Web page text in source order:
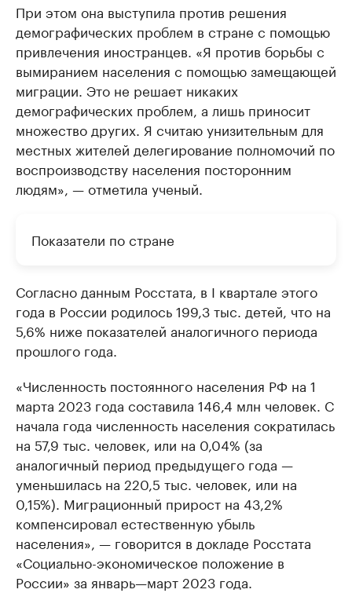
При этом она выступила против решения
демографических проблем в стране с помощью
привлечения иностранцев. «Я против борьбы с
вымиранием населения с помощью замещающей
миграции. Это не решает никаких
демографических проблем, а лишь приносит
множество других. Я считаю унизительным для
местных жителей делегирование полномочий по
воспроизводству населения посторонним
людям», — отметила ученый.
Показатели по стране
Согласно данным Росстата, в I квартале этого
года в России родилось 199,3 тыс. детей, что на
5,6% ниже показателей аналогичного периода
прошлого года.
«Численность постоянного населения РФ на 1
марта 2023 года составила 146,4 млн человек. С
начала года численность населения сократилась
на 57,9 тыс. человек, или на 0,04% (за
аналогичный период предыдущего года —
уменьшилась на 220,5 тыс. человек, или на
0,15%). Миграционный прирост на 43,2%
компенсировал естественную убыль
населения», — говорится в докладе Росстата
«Социально-экономическое положение в
России» за январь—март 2023 года.